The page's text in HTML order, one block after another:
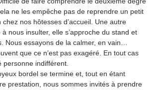
ne les empêche pas de reprendre un petit
nos hôtesses d’accueil. Une autre
nous insulter, elle s’approche du stand et
Nous essayons de la calmer, en vain…
que ce n’est pas exagéré. En tout cas
personne indifférent.
bordel se termine et, tout en étant
prestation, nous sommes invités à prendre